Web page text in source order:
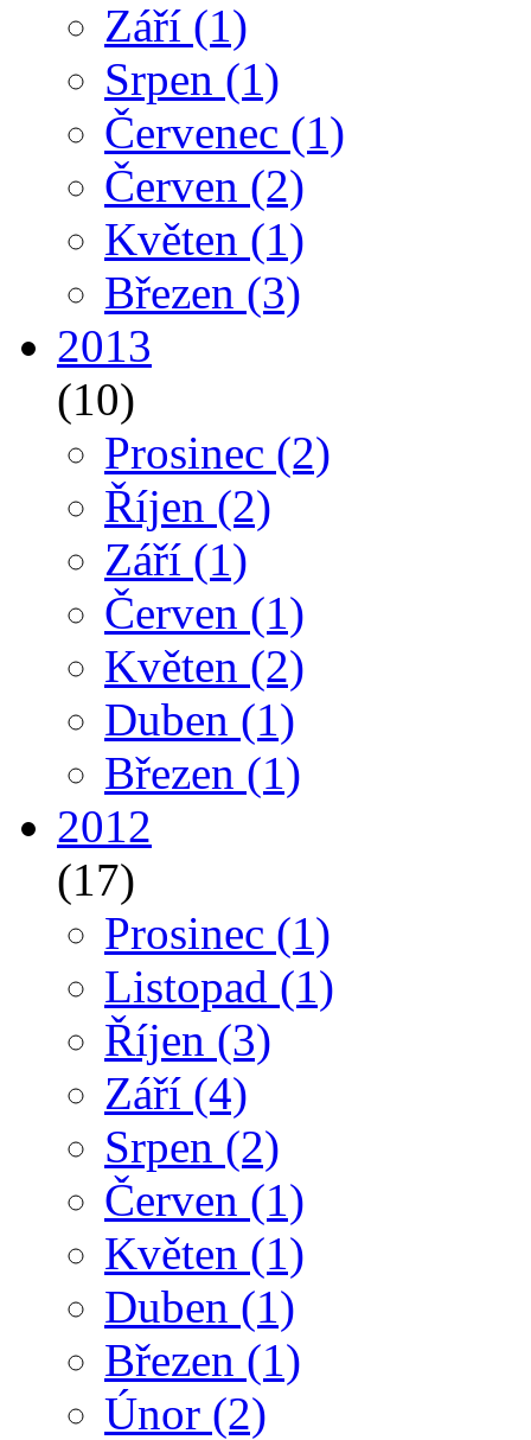
Září (1)
Srpen (1)
Červenec (1)
Červen (2)
Květen (1)
Březen (3)
2013
(10)
Prosinec (2)
Říjen (2)
Září (1)
Červen (1)
Květen (2)
Duben (1)
Březen (1)
2012
(17)
Prosinec (1)
Listopad (1)
Říjen (3)
Září (4)
Srpen (2)
Červen (1)
Květen (1)
Duben (1)
Březen (1)
Únor (2)